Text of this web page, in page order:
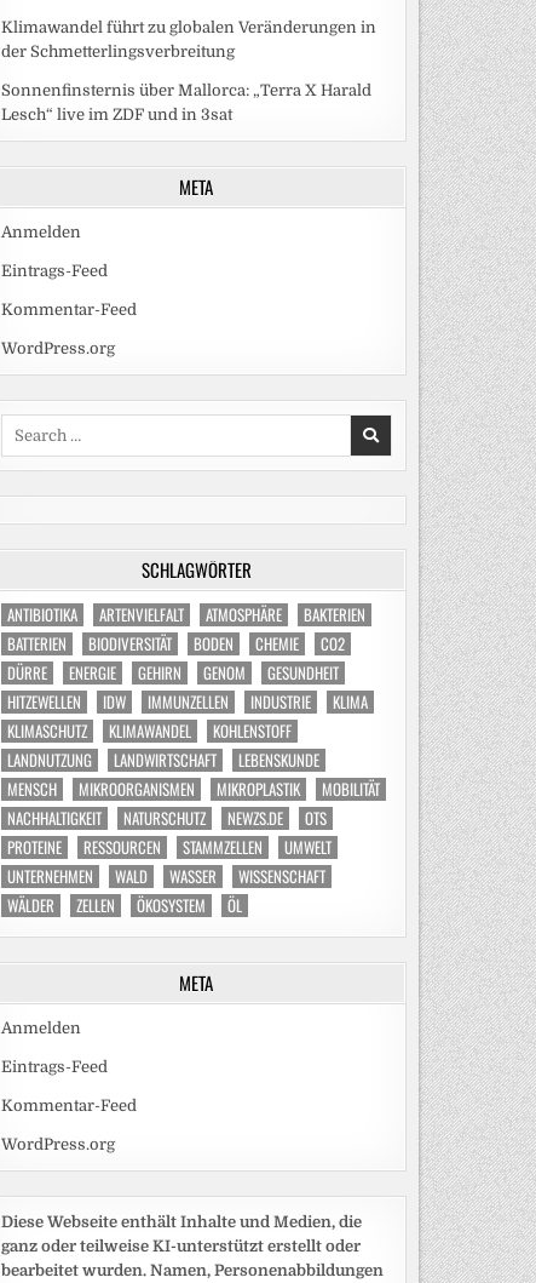
Klimawandel führt zu globalen Veränderungen in
der Schmetterlingsverbreitung
Sonnenfinsternis über Mallorca: „Terra X Harald
Lesch“ live im ZDF und in 3sat
META
Anmelden
Eintrags-Feed
Kommentar-Feed
WordPress.org
SCHLAGWÖRTER
ANTIBIOTIKA ARTENVIELFALT ATMOSPHÄRE
BAKTERIEN
BATTERIEN
BIODIVERSITÄT BODEN CHEMIE
CO2
DÜRRE
ENERGIE GEHIRN GENOM
GESUNDHEIT
HITZEWELLEN
IDW IMMUNZELLEN INDUSTRIE
KLIMA
KLIMASCHUTZ
KLIMAWANDEL
KOHLENSTOFF
LANDNUTZUNG
LANDWIRTSCHAFT
LEBENSKUNDE
MENSCH
MIKROORGANISMEN MIKROPLASTIK
MOBILITÄT
NACHHALTIGKEIT
NATURSCHUTZ NEWZS.DE
OTS
PROTEINE
RESSOURCEN STAMMZELLEN
UMWELT
UNTERNEHMEN
WALD WASSER
WISSENSCHAFT
WÄLDER
ZELLEN ÖKOSYSTEM ÖL
META
Anmelden
Eintrags-Feed
Kommentar-Feed
WordPress.org
Diese Webseite enthält Inhalte und Medien, die
ganz oder teilweise KI-unterstützt erstellt oder
bearbeitet wurden. Namen, Personenabbildungen